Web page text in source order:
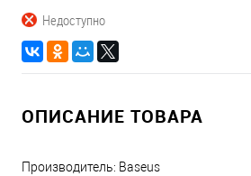
Недоступно
ОПИСАНИЕ ТОВАРА
Производитель: Baseus